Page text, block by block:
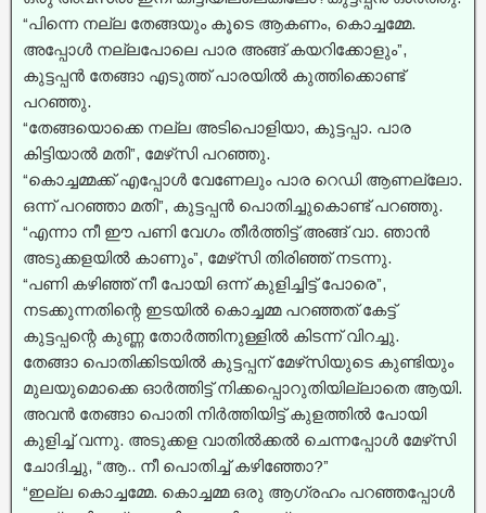
“പിന്നെ നല്ല തേങ്ങയും കൂടെ ആകണം, കൊച്ചമ്മേ.
അപ്പോൾ നല്ലപോലെ പാര അങ്ങ് കയറിക്കോളും”,
കുട്ടപ്പൻ തേങ്ങാ എടുത്ത് പാരയിൽ കുത്തിക്കൊണ്ട്
പറഞ്ഞു.
“തേങ്ങയൊക്കെ നല്ല അടിപൊളിയാ, കുട്ടപ്പാ. പാര
കിട്ടിയാൽ മതി”, മേഴ്‌സി പറഞ്ഞു.
“കൊച്ചമ്മക്ക് എപ്പോൾ വേണേലും പാര റെഡി ആണല്ലോ.
ഒന്ന് പറഞ്ഞാ മതി”, കുട്ടപ്പൻ പൊതിച്ചുകൊണ്ട് പറഞ്ഞു.
“എന്നാ നീ ഈ പണി വേഗം തീർത്തിട്ട് അങ്ങ് വാ. ഞാൻ
അടുക്കളയിൽ കാണും”, മേഴ്‌സി തിരിഞ്ഞ് നടന്നു.
“പണി കഴിഞ്ഞ് നീ പോയി ഒന്ന് കുളിച്ചിട്ട് പോരെ”,
നടക്കുന്നതിന്റെ ഇടയിൽ കൊച്ചമ്മ പറഞ്ഞത് കേട്ട്
കുട്ടപ്പന്റെ കുണ്ണ തോർത്തിനുള്ളിൽ കിടന്ന് വിറച്ചു.
തേങ്ങാ പൊതിക്കിടയിൽ കുട്ടപ്പന് മേഴ്‌സിയുടെ കുണ്ടിയും
മുലയുമൊക്കെ ഓർത്തിട്ട് നിക്കപ്പൊറുതിയില്ലാതെ ആയി.
അവൻ തേങ്ങാ പൊതി നിർത്തിയിട്ട് കുളത്തിൽ പോയി
കുളിച്ച്‌ വന്നു. അടുക്കള വാതിൽക്കൽ ചെന്നപ്പോൾ മേഴ്‌സി
ചോദിച്ചു, “ആ.. നീ പൊതിച്ച്‌ കഴിഞ്ഞോ?”
“ഇല്ല കൊച്ചമ്മേ. കൊച്ചമ്മ ഒരു ആഗ്രഹം പറഞ്ഞപ്പോൾ